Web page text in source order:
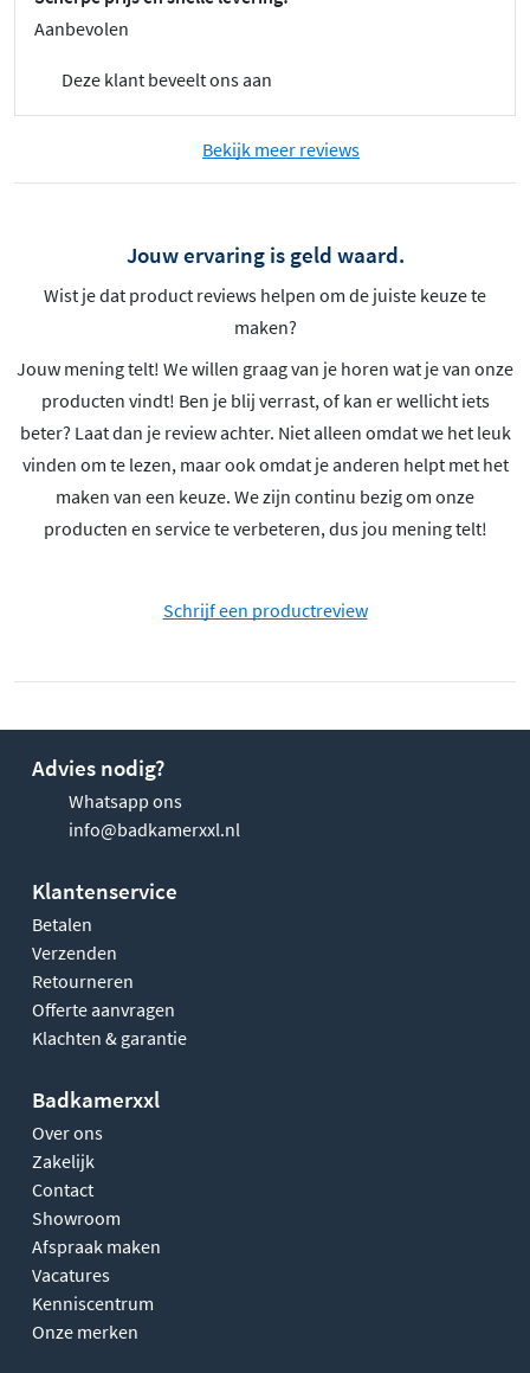
Aanbevolen
Deze klant beveelt ons aan
Bekijk meer reviews
Jouw ervaring is geld waard.
Wist je dat product reviews helpen om de juiste keuze te
maken?
Jouw mening telt! We willen graag van je horen wat je van onze
producten vindt! Ben je blij verrast, of kan er wellicht iets
beter? Laat dan je review achter. Niet alleen omdat we het leuk
vinden om te lezen, maar ook omdat je anderen helpt met het
maken van een keuze. We zijn continu bezig om onze
producten en service te verbeteren, dus jou mening telt!
Schrijf een productreview
Advies nodig?
Whatsapp ons
info@badkamerxxl.nl
Klantenservice
Betalen
Verzenden
Retourneren
Offerte aanvragen
Klachten & garantie
Badkamerxxl
Over ons
Zakelijk
Contact
Showroom
Afspraak maken
Vacatures
Kenniscentrum
Onze merken